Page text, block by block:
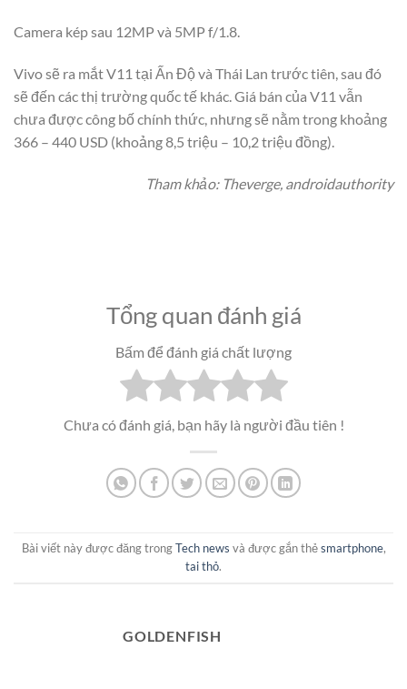
Camera kép sau 12MP và 5MP f/1.8.
Vivo sẽ ra mắt V11 tại Ấn Độ và Thái Lan trước tiên, sau đó
sẽ đến các thị trường quốc tế khác. Giá bán của V11 vẫn
chưa được công bố chính thức, nhưng sẽ nằm trong khoảng
366 – 440 USD (khoảng 8,5 triệu – 10,2 triệu đồng).
Tham khảo: Theverge, androidauthority
Tổng quan đánh giá
Bấm để đánh giá chất lượng
Chưa có đánh giá, bạn hãy là người đầu tiên !
Bài viết này được đăng trongTech news và được gắn thẻsmartphone,
tai thỏ.
GOLDENFISH